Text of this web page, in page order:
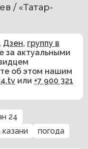
/ «Татар-
, Дзен, группу в
за актуальными
об этом нашим
или +7 900 321
24
казани погода